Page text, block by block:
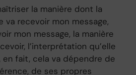
la manière dont la
va recevoir mon message,
mon message, la manière
l’interprétation qu’elle
en fait, cela va dépendre de
de ses propres